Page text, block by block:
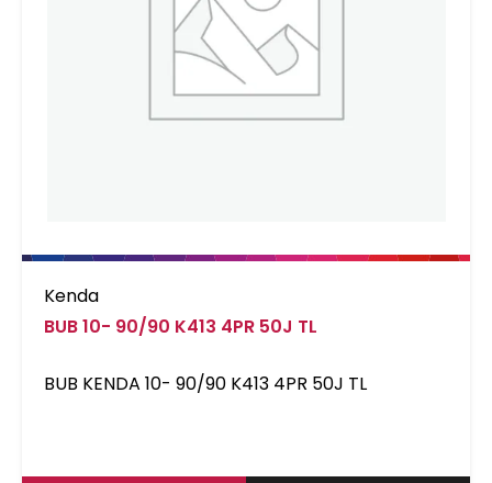
Kenda
BUB 10- 90/90 K413 4PR 50J TL
BUB KENDA 10- 90/90 K413 4PR 50J TL